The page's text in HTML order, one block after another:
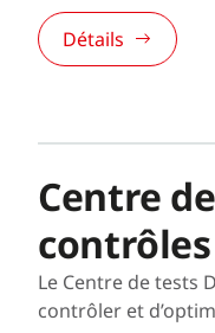
Détails
Centre
contrôles
Le Centre de tests
contrôler et